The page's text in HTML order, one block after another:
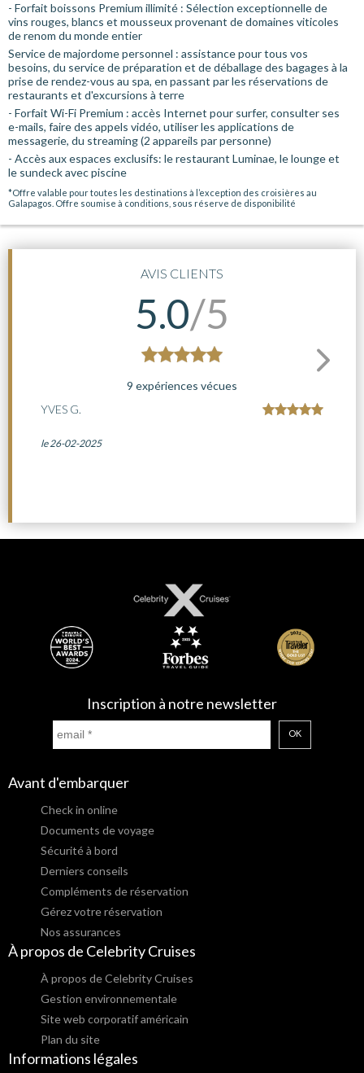
- Forfait boissons Premium illimité : Sélection exceptionnelle de
vins rouges, blancs et mousseux provenant de domaines viticoles
de renom du monde entier
Service de majordome personnel : assistance pour tous vos
besoins, du service de préparation et de déballage des bagages à la
prise de rendez-vous au spa, en passant par les réservations de
restaurants et d'excursions à terre
- Forfait Wi-Fi Premium : accès Internet pour surfer, consulter ses
e-mails, faire des appels vidéo, utiliser les applications de
messagerie, du streaming (2 appareils par personne)
- Accès aux espaces exclusifs: le restaurant Luminae, le lounge et
le sundeck avec piscine
*Offre valable pour toutes les destinations à l’exception des croisières au
Galapagos. Offre soumise à conditions, sous réserve de disponibilité
AVIS CLIENTS
5.0/5
9 expériences vécues
YVES G.
le 26-02-2025
Inscription à notre newsletter
OK
Avant d'embarquer
Check in online
Documents de voyage
Sécurité à bord
Derniers conseils
Compléments de réservation
Gérez votre réservation
Nos assurances
À propos de Celebrity Cruises
À propos de Celebrity Cruises
Gestion environnementale
Site web corporatif américain
Plan du site
Informations légales